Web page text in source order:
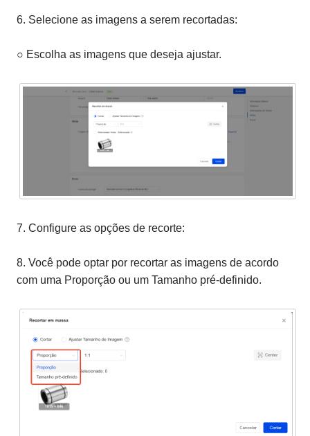
6. Selecione as imagens a serem recortadas:
○ Escolha as imagens que deseja ajustar.
7. Configure as opções de recorte:
8. Você pode optar por recortar as imagens de acordo
com uma Proporção ou um Tamanho pré-definido.